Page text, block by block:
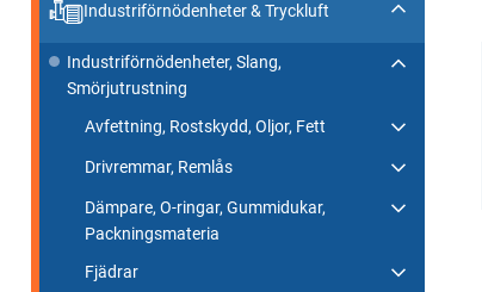
Industriförnödenheter & Tryckluft
Industriförnödenheter, Slang,
Smörjutrustning
Avfettning, Rostskydd, Oljor, Fett
Drivremmar, Remlås
Dämpare, O-ringar, Gummidukar,
Packningsmateria
Fjädrar